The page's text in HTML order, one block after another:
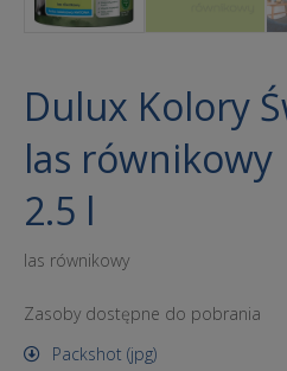
Dulux Kolory
las równikowy
2.5 l
las równikowy
Zasoby dostępne do pobrania
Packshot (jpg)